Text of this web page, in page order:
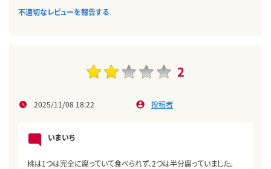
不適切なレビューを報告する
2
2025/11/08 18:22 投稿者
いまいち
桃は1つは完全に腐っていて食べられず、2つは半分腐っていました。